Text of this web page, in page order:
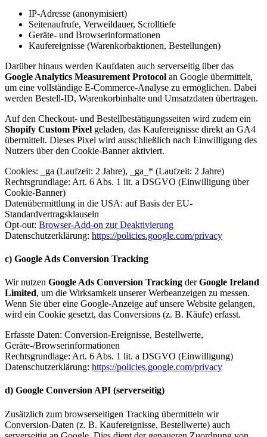
IP-Adresse (anonymisiert)
Seitenaufrufe, Verweildauer, Scrolltiefe
Geräte- und Browserinformationen
Kaufereignisse (Warenkorbaktionen, Bestellungen)
Darüber hinaus werden Kaufdaten auch serverseitig über das
Google Analytics Measurement Protocol an Google übermittelt,
um eine vollständige E-Commerce-Analyse zu ermöglichen. Dabei
werden Bestell-ID, Warenkorbinhalte und Umsatzdaten übertragen.
Auf den Checkout- und Bestellbestätigungsseiten wird zudem ein
Shopify Custom Pixel geladen, das Kaufereignisse direkt an GA4
übermittelt. Dieses Pixel wird ausschließlich nach Einwilligung des
Nutzers über den Cookie-Banner aktiviert.
Cookies: _ga (Laufzeit: 2 Jahre), _ga_* (Laufzeit: 2 Jahre)
Rechtsgrundlage: Art. 6 Abs. 1 lit. a DSGVO (Einwilligung über
Cookie-Banner)
Datenübermittlung in die USA: auf Basis der EU-
Standardvertragsklauseln
Opt-out: Browser-Add-on zur Deaktivierung
Datenschutzerklärung: https://policies.google.com/privacy
c) Google Ads Conversion Tracking
Wir nutzen Google Ads Conversion Tracking derGoogle Ireland
Limited, um die Wirksamkeit unserer Werbeanzeigen zu messen.
Wenn Sie über eine Google-Anzeige auf unsere Website gelangen,
wird ein Cookie gesetzt, das Conversions (z. B. Käufe) erfasst.
Erfasste Daten: Conversion-Ereignisse, Bestellwerte,
Geräte-/Browserinformationen
Rechtsgrundlage: Art. 6 Abs. 1 lit. a DSGVO (Einwilligung)
Datenschutzerklärung: https://policies.google.com/privacy
d) Google Conversion API (serverseitig)
Zusätzlich zum browserseitigen Tracking übermitteln wir
Conversion-Daten (z. B. Kaufereignisse, Bestellwerte) auch